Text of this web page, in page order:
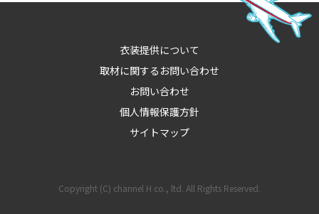
衣装提供について
取材に関するお問い合わせ
お問い合わせ
個人情報保護方針
サイトマップ
Copyright (C) channel H co., ltd. All Rights Reserved.